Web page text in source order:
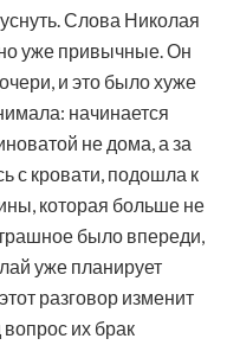
Слова Николая
уже привычные. Он
и это было хуже
начинается
не дома, а за
с кровати, подошла к
которая больше не
было впереди,
уже планирует
разговор изменит
вопрос их брак